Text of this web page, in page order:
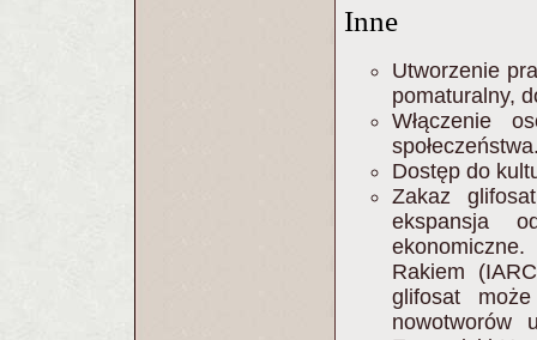
Inne
Utworzenie
pomaturalny,
Włączenie
Dostęp do
Zakaz
ekspansja
Rakiem
glifosat
nowotworów